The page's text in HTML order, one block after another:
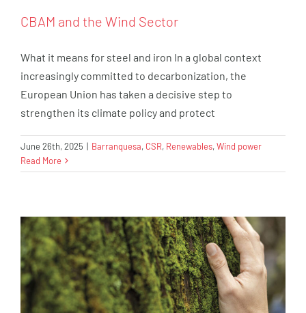
CBAM and the Wind Sector
What it means for steel and iron In a global context
increasingly committed to decarbonization, the
European Union has taken a decisive step to
strengthen its climate policy and protect
June 26th, 2025 | Barranquesa, CSR, Renewables,Wind power
Read More
From measurement to action: how we
address our carbon footprint at Industrial